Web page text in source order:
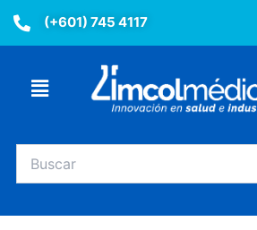
(+601) 745 4117
Menú